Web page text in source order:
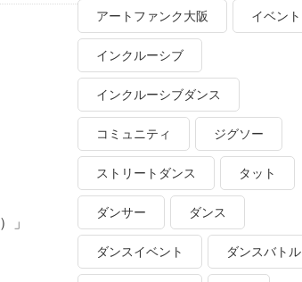
」
アートファンク大阪 イベント
インクルーシブ
インクルーシブダンス
コミュニティ ジグソー
ストリートダンス タット
ダンサー ダンス
ダンスイベント ダンスバトル